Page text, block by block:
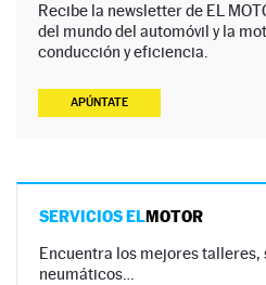
Recibe la newsletter de EL
del mundo del automóvil y la
conducción y eficiencia.
APÚNTATE
SERVICIOS ELMOTOR
Encuentra los mejores talleres,
neumáticos…